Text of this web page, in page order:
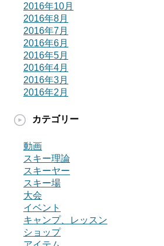
2016年10月
2016年8月
2016年7月
2016年6月
2016年5月
2016年4月
2016年3月
2016年2月
カテゴリー
動画
スキー理論
スキーヤー
スキー場
大会
イベント
キャンプ、レッスン
ショップ